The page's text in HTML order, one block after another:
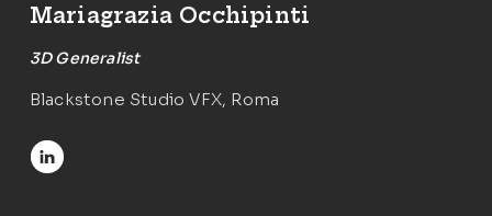
Mariagrazia Occhipinti
3D Generalist
Blackstone Studio VFX, Roma